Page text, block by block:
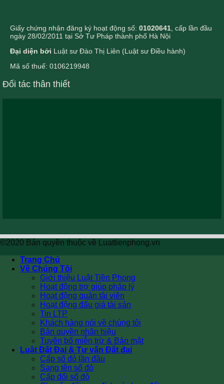
Giấy chứng nhận đăng ký hoạt động số: 01020641, cấp lần đầu
ngày 28/02/2011 tại Sở Tư Pháp thành phố Hà Nội
Đại diện bởi Luật sư Đào Thị Liên (Luật sư Điều hành)
Mã số thuế: 0106219948
Đối tác thân thiết
©2020 Bản quyền thuộc về Luattienphong.vn
Trang Chủ
Về Chúng Tôi
Giới thiệu Luật Tiền Phong
Hoạt động trợ giúp pháp lý
Hoạt động quản tài viên
Hoạt động đấu giá tài sản
Tin LTP
Khách hàng nói về chúng tôi
Bản quyền nhãn hiệu
Tuyên bố miễn trừ & Bảo mật
Luật Đất Đai & Tư vấn Đất đai
Cấp sổ đỏ lần đầu
Sang tên sổ đỏ
Cấp đổi sổ đỏ